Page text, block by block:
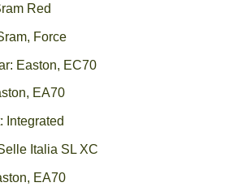
Red
Force
Easton, EC70
EA70
Integrated
Italia SL XC
EA70